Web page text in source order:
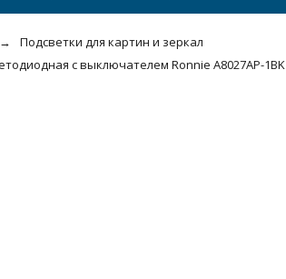
Подсветки для картин и зеркал
с выключателем Ronnie A8027AP-1BK